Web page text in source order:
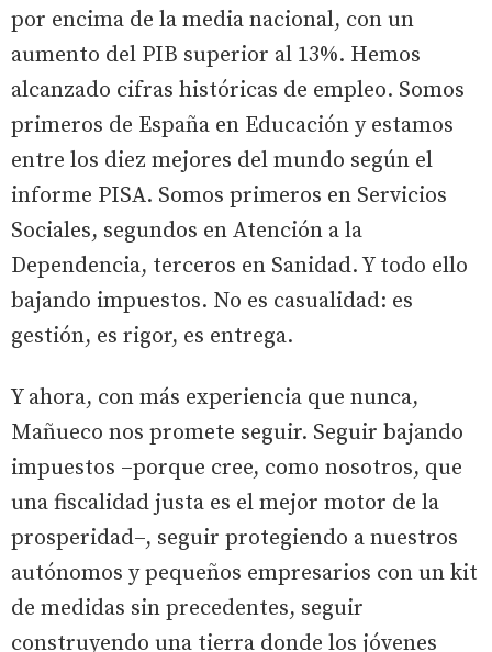
por encima de la media nacional, con un
aumento del PIB superior al 13%. Hemos
alcanzado cifras históricas de empleo. Somos
primeros de España en Educación y estamos
entre los diez mejores del mundo según el
informe PISA. Somos primeros en Servicios
Sociales, segundos en Atención a la
Dependencia, terceros en Sanidad. Y todo ello
bajando impuestos. No es casualidad: es
gestión, es rigor, es entrega.
Y ahora, con más experiencia que nunca,
Mañueco nos promete seguir. Seguir bajando
impuestos –porque cree, como nosotros, que
una fiscalidad justa es el mejor motor de la
prosperidad–, seguir protegiendo a nuestros
autónomos y pequeños empresarios con un kit
de medidas sin precedentes, seguir
construyendo una tierra donde los jóvenes